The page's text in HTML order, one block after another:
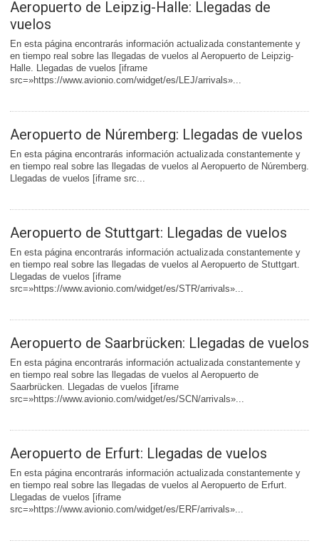
Aeropuerto de Leipzig-Halle: Llegadas de
vuelos
En esta página encontrarás información actualizada constantemente y
en tiempo real sobre las llegadas de vuelos al Aeropuerto de Leipzig-
Halle. Llegadas de vuelos [iframe
src=»https://www.avionio.com/widget/es/LEJ/arrivals»...
Aeropuerto de Núremberg: Llegadas de vuelos
En esta página encontrarás información actualizada constantemente y
en tiempo real sobre las llegadas de vuelos al Aeropuerto de Núremberg.
Llegadas de vuelos [iframe src...
Aeropuerto de Stuttgart: Llegadas de vuelos
En esta página encontrarás información actualizada constantemente y
en tiempo real sobre las llegadas de vuelos al Aeropuerto de Stuttgart.
Llegadas de vuelos [iframe
src=»https://www.avionio.com/widget/es/STR/arrivals»...
Aeropuerto de Saarbrücken: Llegadas de vuelos
En esta página encontrarás información actualizada constantemente y
en tiempo real sobre las llegadas de vuelos al Aeropuerto de
Saarbrücken. Llegadas de vuelos [iframe
src=»https://www.avionio.com/widget/es/SCN/arrivals»...
Aeropuerto de Erfurt: Llegadas de vuelos
En esta página encontrarás información actualizada constantemente y
en tiempo real sobre las llegadas de vuelos al Aeropuerto de Erfurt.
Llegadas de vuelos [iframe
src=»https://www.avionio.com/widget/es/ERF/arrivals»...